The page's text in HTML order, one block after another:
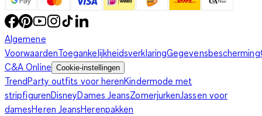
Algemene
VoorwaardenToegankelijkheidsverklaringGegevensbescherming
C&A Online Cookie-instellingen
TrendParty outfits voor herenKindermode met
stripfigurenDisneyDames JeansZomerjurkenJassen voor
damesHeren JeansHerenpakken